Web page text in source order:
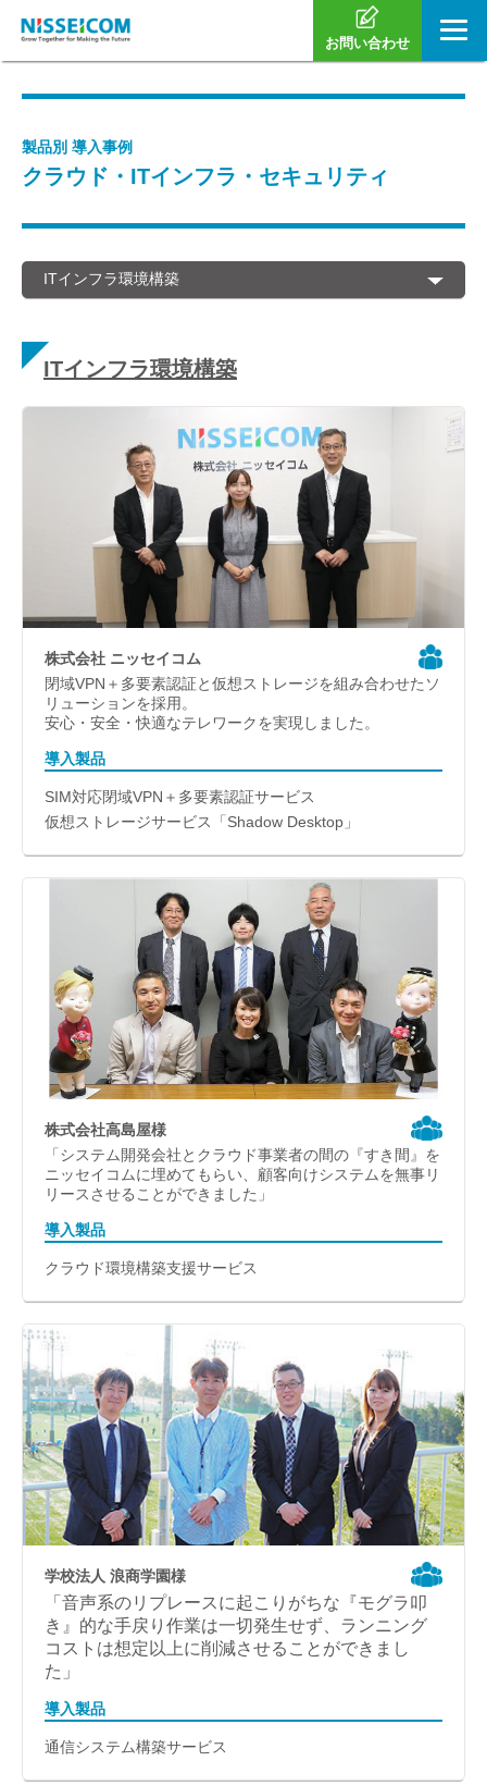
お問い合わせ
製品別 導入事例
クラウド・ITインフラ・セキュリティ
ITインフラ環境構築
ITインフラ環境構築
株式会社 ニッセイコム
閉域VPN＋多要素認証と仮想ストレージを組み合わせたソ
リューションを採用。
安心・安全・快適なテレワークを実現しました。
導入製品
SIM対応閉域VPN＋多要素認証サービス
仮想ストレージサービス「Shadow Desktop」
株式会社高島屋様
「システム開発会社とクラウド事業者の間の『すき間』を
ニッセイコムに埋めてもらい、顧客向けシステムを無事リ
リースさせることができました」
導入製品
クラウド環境構築支援サービス
学校法人 浪商学園様
「音声系のリプレースに起こりがちな『モグラ叩
き』的な手戻り作業は一切発生せず、ランニング
コストは想定以上に削減させることができまし
た」
導入製品
通信システム構築サービス